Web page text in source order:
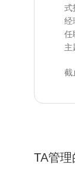
式
经
任
主
截
TA管